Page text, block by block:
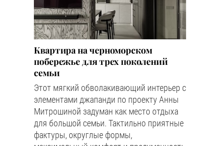
Квартира на черноморском
побережье для трех поколений
семьи
Этот мягкий обволакивающий интерьер с
элементами джапанди по проекту Анны
Митрошиной задуман как место отдыха
для большой семьи. Тактильно приятные
фактуры, округлые формы,